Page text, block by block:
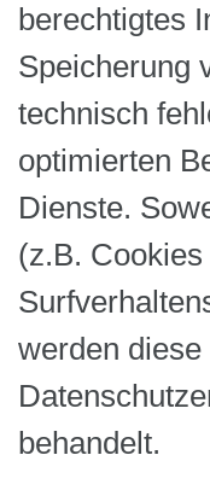
berechtigtes
Speicherung
technisch
optimierten
Dienste.
(z.B.
werden
behandelt.